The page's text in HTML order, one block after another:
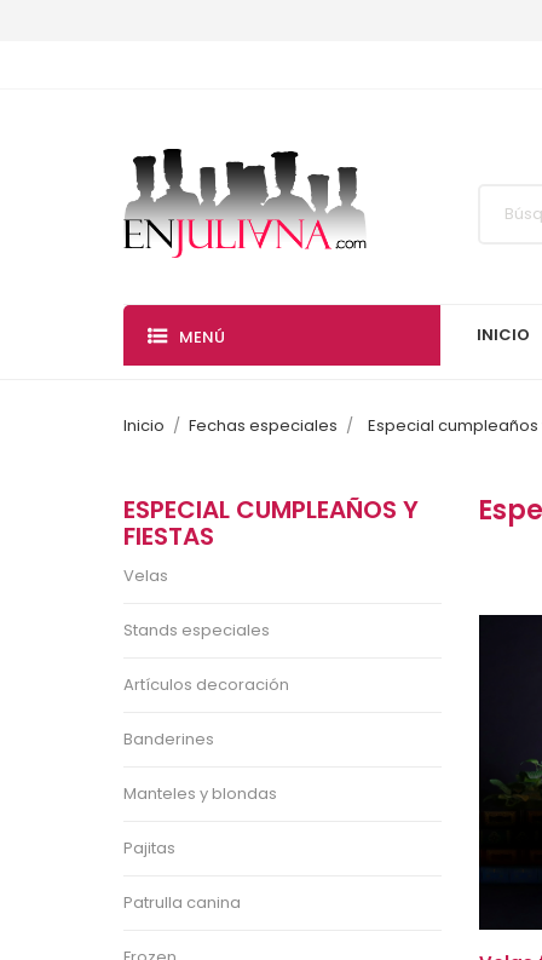
MENÚ INICIO
Inicio Fechas especiales Especial cumpleaños
ESPECIAL CUMPLEAÑOS Y
FIESTAS
Velas
Stands especiales
Artículos decoración
Banderines
Manteles y blondas
Pajitas
Patrulla canina